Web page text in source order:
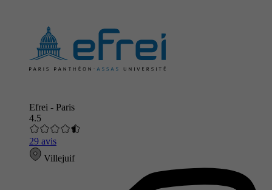
Efrei - Paris
4.5
29 avis
Villejuif